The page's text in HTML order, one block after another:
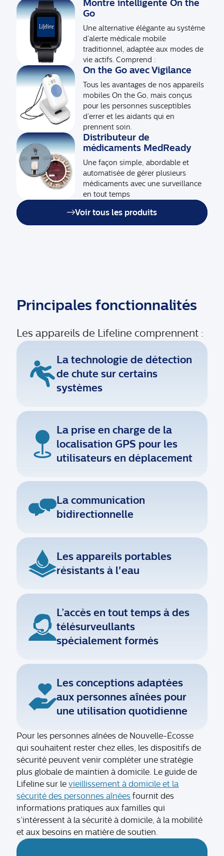
Montre intelligente On the
Go
Une alternative élégante au système
d’alerte médicale mobile
traditionnel, adaptée aux modes de
vie actifs. Comprend :
On the Go avec Vigilance
Tous les avantages de nos appareils
mobiles On the Go, mais conçus
pour les personnes susceptibles
d’errer et les aidants qui en
prennent soin.
Distributeur de
médicaments MedReady
Une façon simple, abordable et
automatisée de gérer plusieurs
médicaments avec une surveillance
en tout temps
Voir tous les produits
Principales fonctionnalités
Les appareils de Lifeline comprennent :
La technologie de détection
de chute sur certains
systèmes
La prise en charge de la
localisation GPS pour les
utilisateurs en déplacement
La communication
bidirectionnelle
Les appareils portables
résistants à l'eau
L’accès en tout temps à des
télésurveullants
spécialement formés
Les conceptions adaptées
aux personnes aînées pour
une utilisation quotidienne
Pour les personnes aînées de Nouvelle-Écosse
qui souhaitent rester chez elles, les dispositifs de
sécurité peuvent venir compléter une stratégie
plus globale de maintien à domicile. Le guide de
Lifeline sur levieillissement à domicile et la
sécurité des personnes aînées fournit des
informations pratiques aux familles qui
s’intéressent à la sécurité à domicile, à la mobilité
et aux besoins en matière de soutien.